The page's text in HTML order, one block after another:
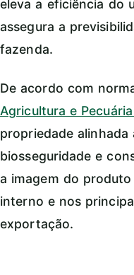
eleva a eficiência do
assegura a
fazenda.
De acordo com
Agricultura e
propriedade alinhada
biosseguridade e
a imagem do
interno e nos
exportação.